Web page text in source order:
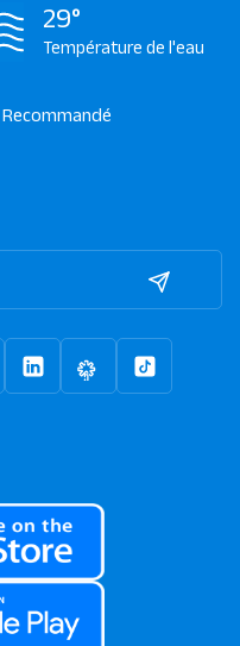
29°
Température de l'eau
Recommandé